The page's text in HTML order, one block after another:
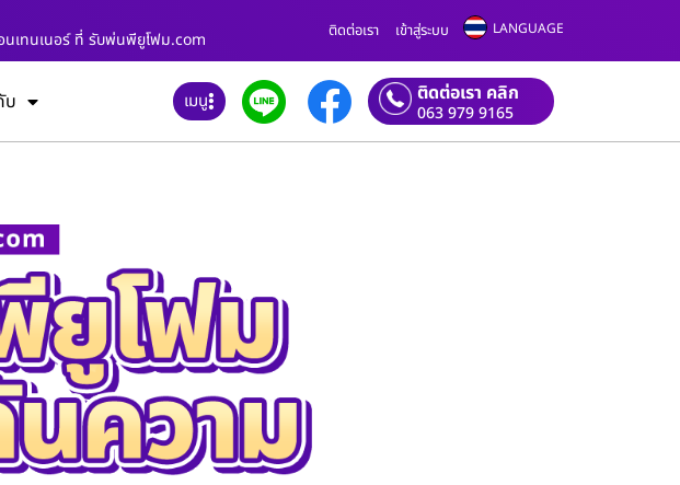
เทนเนอร์ ที่ รับพ่นพียูโฟม.com
ติดต่อเรา เข้าสู่ระบบ LANGUAGE
บ เมนู ติดต่อเรา คลิก
063 979 9165